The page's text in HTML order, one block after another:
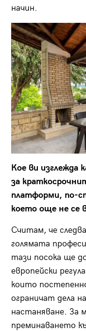
начин.
Кое ви изглежда
за
платформи, по-
което още не се
Считам, че
голямата
тази посока ще
европейски
които
ограничат дела
настаняване. За
преминаването